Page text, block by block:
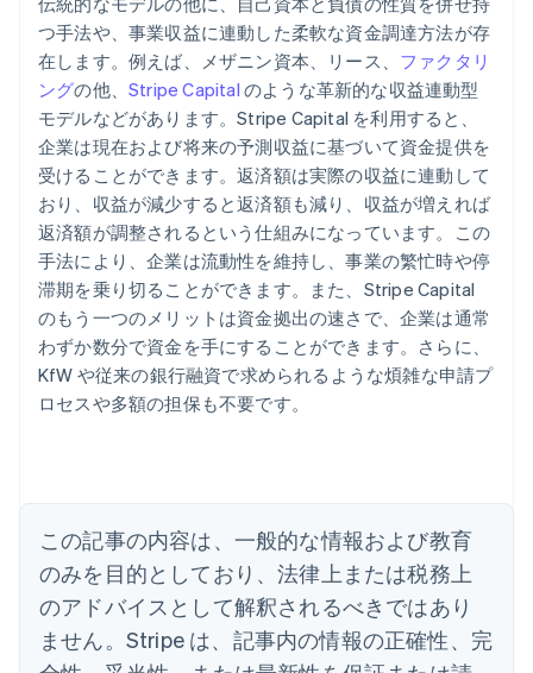
つ手法や、事業収益に連動した柔軟な資金調達方法が存
在します。例えば、メザニン資本、リース、 ファクタリ
ングの他、Stripe Capital のような革新的な収益連動型
モデルなどがあります。Stripe Capital を利用すると、
企業は現在および将来の予測収益に基づいて資金提供を
受けることができます。返済額は実際の収益に連動して
おり、収益が減少すると返済額も減り、収益が増えれば
返済額が調整されるという仕組みになっています。この
手法により、企業は流動性を維持し、事業の繁忙時や停
滞期を乗り切ることができます。また、Stripe Capital
のもう一つのメリットは資金拠出の速さで、企業は通常
わずか数分で資金を手にすることができます。さらに、
KfW や従来の銀行融資で求められるような煩雑な申請プ
ロセスや多額の担保も不要です。
この記事の内容は、一般的な情報および教育
のみを目的としており、法律上または税務上
のアドバイスとして解釈されるべきではあり
ません。Stripe は、記事内の情報の正確性、完
アイルランド
English
アメリカ
EnglishEspañol简体中文
ItalianoEnglish
インド
エストニア
English
オーストラリア